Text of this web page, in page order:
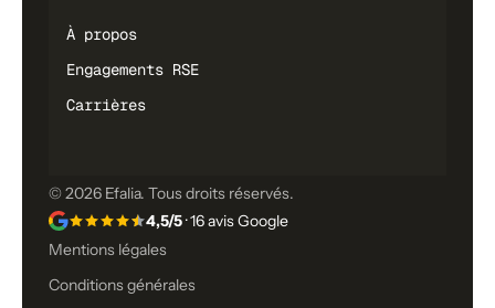
À propos
Engagements RSE
Carrières
© 2026 Efalia. Tous droits réservés.
4,5/5· 16 avis Google
Mentions légales
Conditions générales